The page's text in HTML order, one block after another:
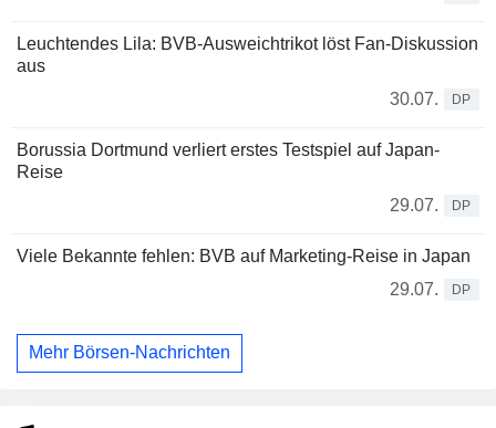
Leuchtendes Lila: BVB-Ausweichtrikot löst Fan-Diskussion
aus
30.07.
DP
Borussia Dortmund verliert erstes Testspiel auf Japan-
Reise
29.07.
DP
Viele Bekannte fehlen: BVB auf Marketing-Reise in Japan
29.07.
DP
Mehr Börsen-Nachrichten